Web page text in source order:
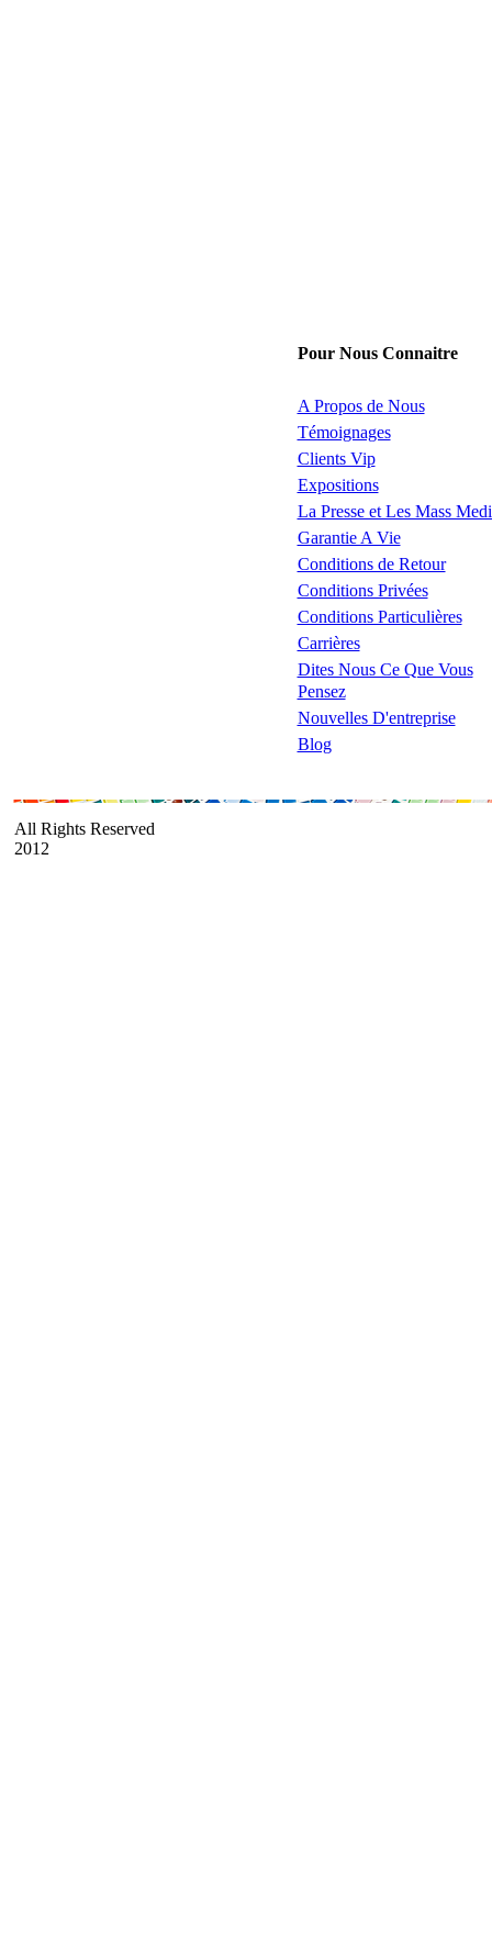
Pour Nous Connaitre
A Propos de Nous
Témoignages
Clients Vip
Expositions
La Presse et Les Mass
Garantie A Vie
Conditions de Retour
Conditions Privées
Conditions Particulières
Carrières
Dites Nous Ce Que Vous
Pensez
Nouvelles D'entreprise
Blog
All Rights Reserved
2012